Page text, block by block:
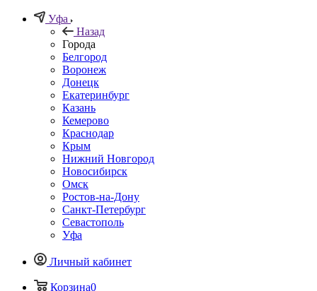
Уфа
Назад
Города
Белгород
Воронеж
Донецк
Екатеринбург
Казань
Кемерово
Краснодар
Крым
Нижний Новгород
Новосибирск
Омск
Ростов-на-Дону
Санкт-Петербург
Севастополь
Уфа
Личный кабинет
Корзина0